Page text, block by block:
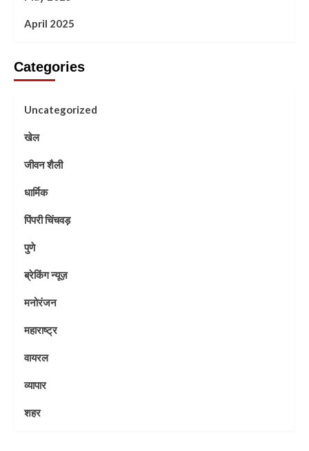
April 2025
Categories
Uncategorized
खेल
जीवन शैली
धार्मिक
पिंपरी चिंचवड़
पुणे
ब्रेकिंग न्यूज़
मनोरंजन
महाराष्ट्र
वायरल
व्यापार
शहर